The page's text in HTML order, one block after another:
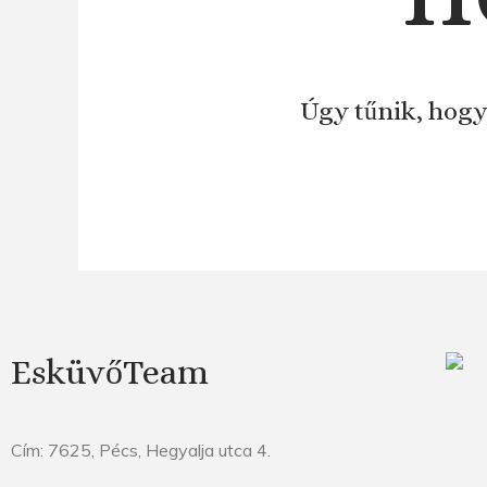
Úgy tűnik,
EsküvőTeam
Cím: 7625, Pécs, Hegyalja utca 4.